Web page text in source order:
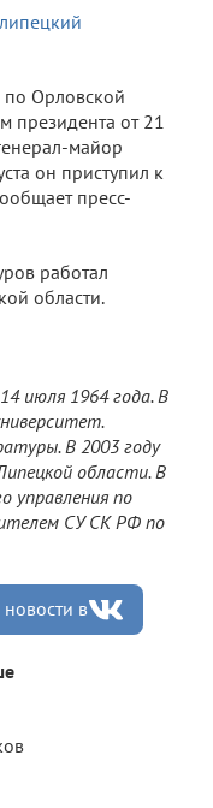
по Орловской
президента от 21
майор
он приступил к
пресс-
работал
области.
июля 1964 года. В
В 2003 году
области. В
управления по
СУ СК РФ по
в